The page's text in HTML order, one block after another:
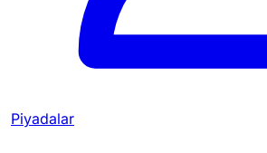
Piyadalar